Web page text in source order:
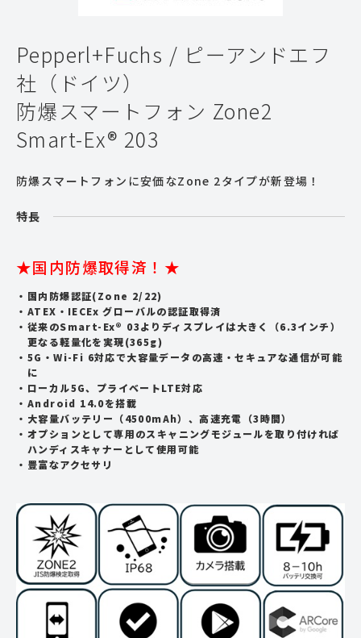
Pepperl+Fuchs / ピーアンドエフ
社（ドイツ）
防爆スマートフォン Zone2
Smart-Ex® 203
防爆スマートフォンに安価なZone 2タイプが新登場！
特長
★国内防爆取得済！★
国内防爆認証(Zone 2/22)
ATEX・IECEx グローバルの認証取得済
従来のSmart-Ex® 03よりディスプレイは大きく（6.3インチ）
更なる軽量化を実現(365g)
5G・Wi-Fi 6対応で大容量データの高速・セキュアな通信が可能
に
ローカル5G、プライベートLTE対応
Android 14.0を搭載
大容量バッテリー（4500mAh）、高速充電（3時間）
オプションとして専用のスキャニングモジュールを取り付ければ
ハンディスキャナーとして使用可能
豊富なアクセサリ